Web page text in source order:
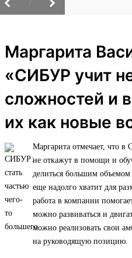
Маргарита
«СИБУР учит
сложностей и
их как новые
Маргарита отмечает, что в
не откажут в помощи и
делиться большим
еще надолго хватит для
работа в компании
можно развиваться и
можно реализовать свои
на руководящую позицию.